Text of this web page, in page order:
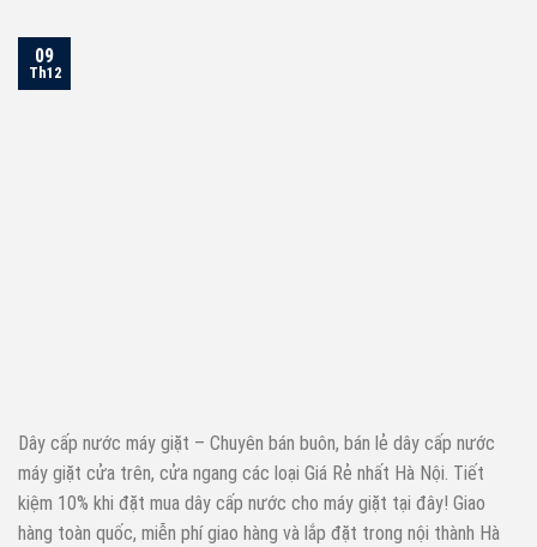
09
Th12
Dây cấp nước máy giặt – Chuyên bán buôn, bán lẻ dây cấp nước
máy giặt cửa trên, cửa ngang các loại Giá Rẻ nhất Hà Nội. Tiết
kiệm 10% khi đặt mua dây cấp nước cho máy giặt tại đây! Giao
hàng toàn quốc, miễn phí giao hàng và lắp đặt trong nội thành Hà